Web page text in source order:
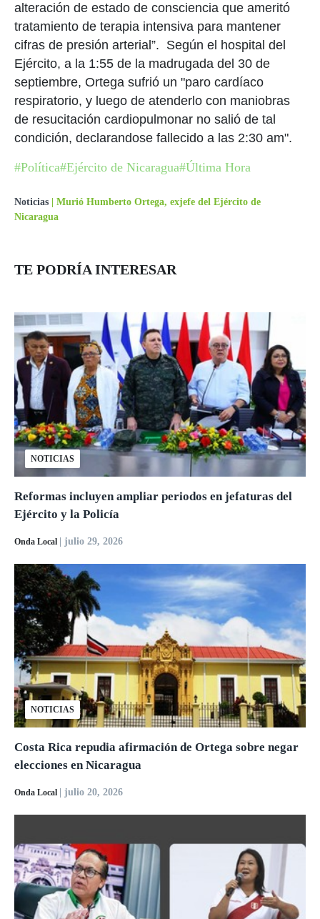
alteración de estado de consciencia que ameritó
tratamiento de terapia intensiva para mantener
cifras de presión arterial”. Según el hospital del
Ejército, a la 1:55 de la madrugada del 30 de
septiembre, Ortega sufrió un "paro cardíaco
respiratorio, y luego de atenderlo con maniobras
de resucitación cardiopulmonar no salió de tal
condición, declarandose fallecido a las 2:30 am".
#Política#Ejército de Nicaragua#Última Hora
Noticias
Murió Humberto Ortega, exjefe del Ejército de
Nicaragua
TE PODRÍA INTERESAR
NOTICIAS
Reformas incluyen ampliar periodos en jefaturas del
Ejército y la Policía
Onda Local | julio 29, 2026
NOTICIAS
Costa Rica repudia afirmación de Ortega sobre negar
elecciones en Nicaragua
Onda Local | julio 20, 2026